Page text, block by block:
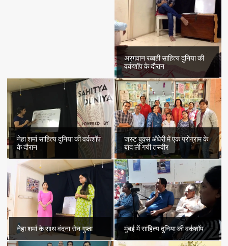
अरग़वान रब्बही साहित्य दुनिया की
वर्कशॉप के दौरान
नेहा शर्मा साहित्य दुनिया की वर्कशॉप
के दौरान
जस्ट बुक्स अँधेरी में एक प्रोग्राम के
बाद ली गयी तस्वीर
नेहा शर्मा के साथ वंदना सेन गुप्ता मुंबई में साहित्य दुनिया की वर्कशॉप